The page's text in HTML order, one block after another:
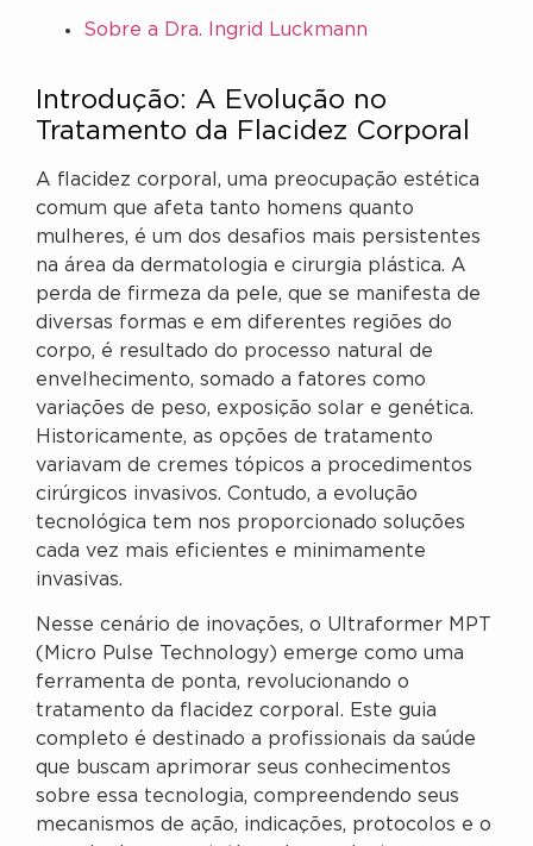
Sobre a Dra. Ingrid Luckmann
Introdução: A Evolução no
Tratamento da Flacidez Corporal
A flacidez corporal, uma preocupação estética
comum que afeta tanto homens quanto
mulheres, é um dos desafios mais persistentes
na área da dermatologia e cirurgia plástica. A
perda de firmeza da pele, que se manifesta de
diversas formas e em diferentes regiões do
corpo, é resultado do processo natural de
envelhecimento, somado a fatores como
variações de peso, exposição solar e genética.
Historicamente, as opções de tratamento
variavam de cremes tópicos a procedimentos
cirúrgicos invasivos. Contudo, a evolução
tecnológica tem nos proporcionado soluções
cada vez mais eficientes e minimamente
invasivas.
Nesse cenário de inovações, o Ultraformer MPT
(Micro Pulse Technology) emerge como uma
ferramenta de ponta, revolucionando o
tratamento da flacidez corporal. Este guia
completo é destinado a profissionais da saúde
que buscam aprimorar seus conhecimentos
sobre essa tecnologia, compreendendo seus
mecanismos de ação, indicações, protocolos e o